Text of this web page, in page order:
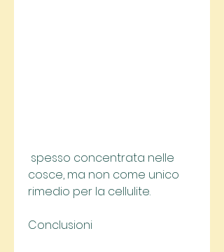
cosce, ma non come unico
rimedio per la cellulite.
Conclusioni